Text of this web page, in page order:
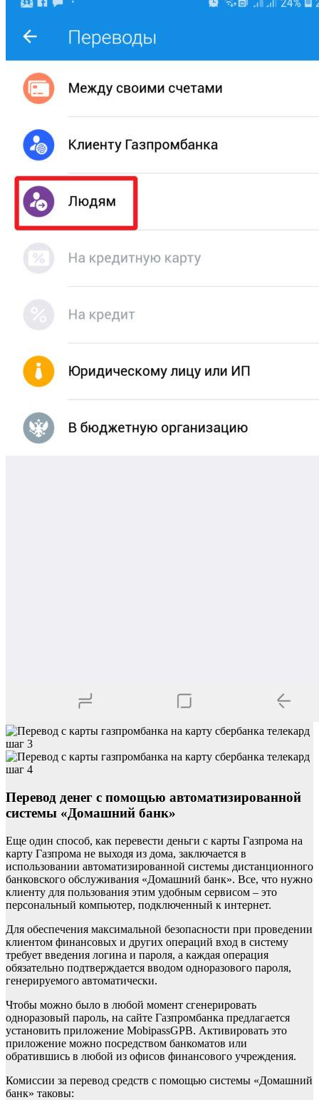
Перевод денег с помощью автоматизированной
системы «Домашний банк»
Еще один способ, как перевести деньги с карты Газпрома на
карту Газпрома не выходя из дома, заключается в
использовании автоматизированной системы дистанционного
банковского обслуживания «Домашний банк». Все, что нужно
клиенту для пользования этим удобным сервисом – это
персональный компьютер, подключенный к интернет.
Для обеспечения максимальной безопасности при проведении
клиентом финансовых и других операций вход в систему
требует введения логина и пароля, а каждая операция
обязательно подтверждается вводом одноразового пароля,
генерируемого автоматически.
Чтобы можно было в любой момент сгенерировать
одноразовый пароль, на сайте Газпромбанка предлагается
установить приложение MobipassGPB. Активировать это
приложение можно посредством банкоматов или
обратившись в любой из офисов финансового учреждения.
Комиссии за перевод средств с помощью системы «Домашний
банк» таковы: